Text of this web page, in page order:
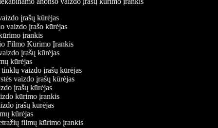
įrašų kūrėjas
vaizdo įrašo kūrėjas
įrankis
Filmo Kūrimo Įrankis
įrašų kūrėjas
kūrėjas
tinklų vaizdo įrašų kūrėjas
vaizdo įrašų kūrėjas
įrašų kūrėjas
kūrimo įrankis
įrašų kūrėjas
kūrėjas
filmų kūrimo įrankis